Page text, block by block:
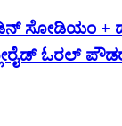
ಸೋಡಿಯಂ +
ಓರಲ್